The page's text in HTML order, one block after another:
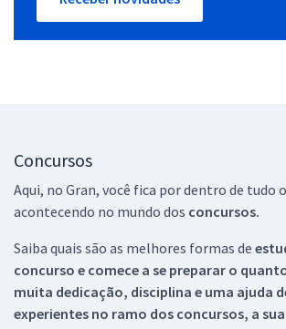
Concursos
Aqui, no Gran, você fica por dentro de tudo
acontecendo no mundo dos concursos.
Saiba quais são as melhores formas de
concurso e comece a se preparar o
muita dedicação, disciplina e uma ajuda
experientes no ramo dos concursos, a